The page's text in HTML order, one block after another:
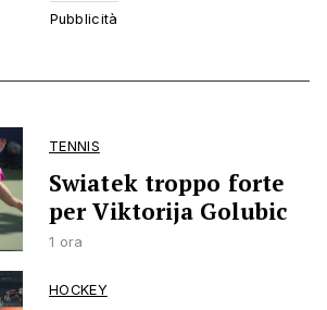
TENNIS
Swiatek troppo forte
per Viktorija Golubic
1 ora
HOCKEY